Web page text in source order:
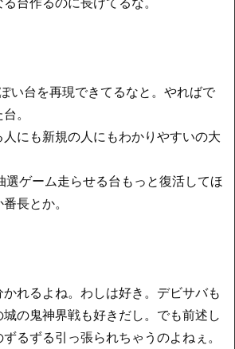
い台を再現できてるなと。やればで
。
にも新規の人にもわかりやすいの大
選ゲーム走らせる台もっと復活してほ
長とか。
れるよね。わしは好き。デビサバも
の鬼神界戦も好きだし。でも前述し
るずる引っ張られちゃうのよねぇ。